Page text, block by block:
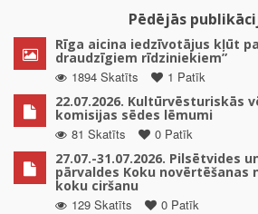
Pēdējās
Rīga aicina iedzīvotājus kļūt
draudzīgiem rīdziniekiem”
1894 Skatīts
1 Patīk
22.07.2026. Kultūrvēsturiskās
komisijas sēdes lēmumi
81 Skatīts
0 Patīk
27.07.-31.07.2026. Pilsētvides
pārvaldes Koku novērtēšanas
koku ciršanu
129 Skatīts
0 Patīk